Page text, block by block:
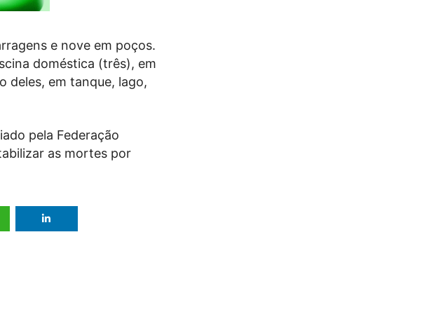
e nove em poços.
doméstica (três), em
deles, em tanque, lago,
pela Federação
as mortes por